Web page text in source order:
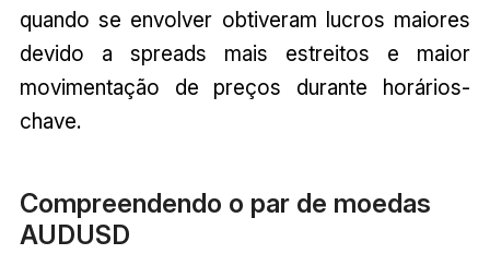
quando se envolver obtiveram lucros maiores
devido a spreads mais estreitos e maior
movimentação de preços durante horários-
chave.
Compreendendo o par de moedas
AUDUSD